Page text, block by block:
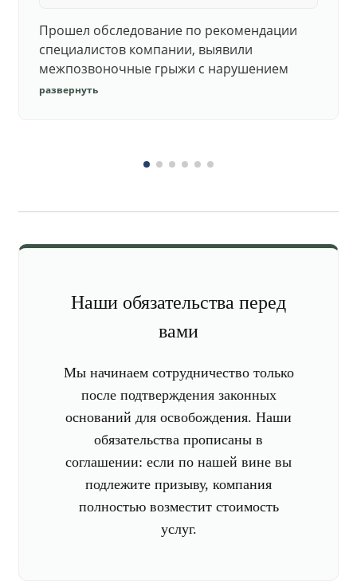
Прошел обследование по рекомендации
специалистов компании, выявили
межпозвоночные грыжи с нарушением
функций. Юристы подготовили документы,
развернуть
Наши обязательства перед
вами
Мы начинаем сотрудничество только
после подтверждения законных
оснований для освобождения. Наши
обязательства прописаны в
соглашении: если по нашей вине вы
подлежите призыву, компания
полностью возместит стоимость
услуг.